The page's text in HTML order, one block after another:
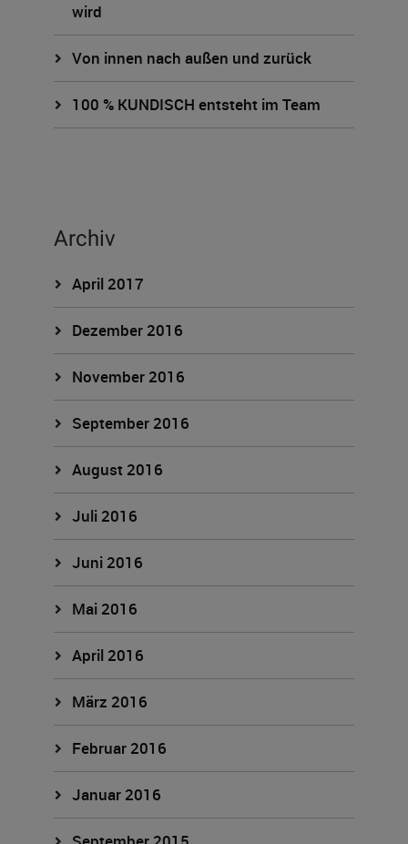
wird
Von innen nach außen und zurück
100 % KUNDISCH entsteht im Team
Archiv
April 2017
Dezember 2016
November 2016
September 2016
August 2016
Juli 2016
Juni 2016
Mai 2016
April 2016
März 2016
Februar 2016
Januar 2016